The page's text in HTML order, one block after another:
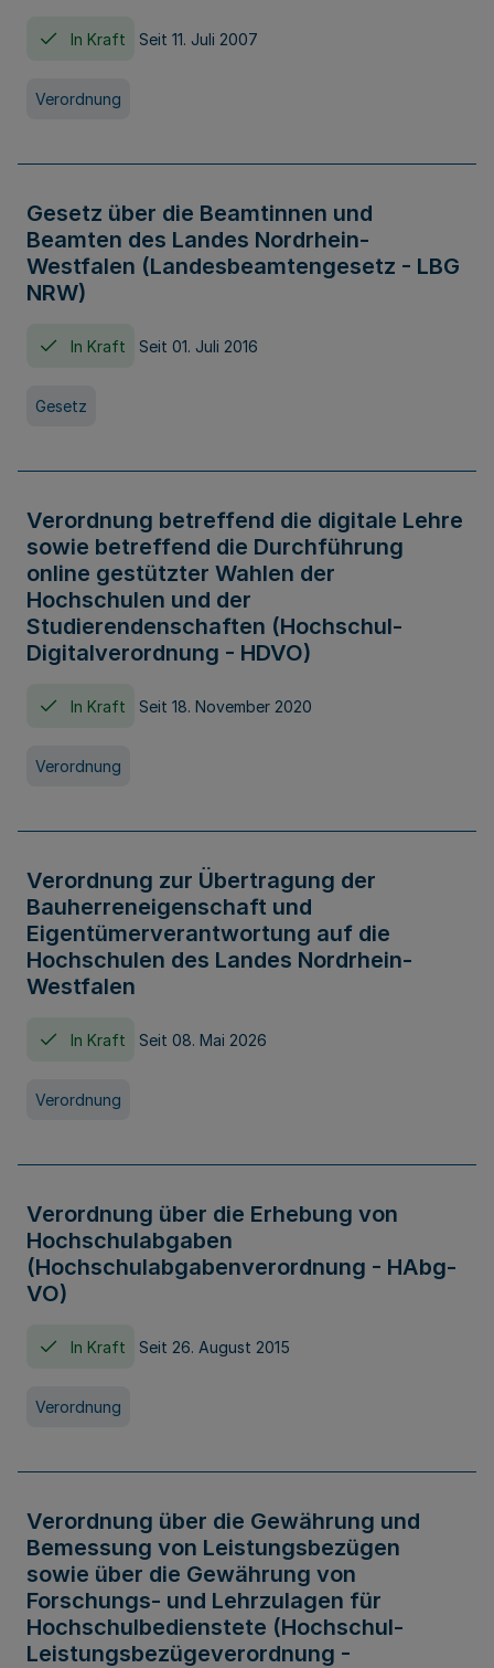
In Kraft Seit 11. Juli 2007
Verordnung
Gesetz über die Beamtinnen und
Beamten des Landes Nordrhein-
Westfalen (Landesbeamtengesetz - LBG
NRW)
In Kraft Seit 01. Juli 2016
Gesetz
Verordnung betreffend die digitale Lehre
sowie betreffend die Durchführung
online gestützter Wahlen der
Hochschulen und der
Studierendenschaften (Hochschul-
Digitalverordnung - HDVO)
In Kraft Seit 18. November 2020
Verordnung
Verordnung zur Übertragung der
Bauherreneigenschaft und
Eigentümerverantwortung auf die
Hochschulen des Landes Nordrhein-
Westfalen
In Kraft Seit 08. Mai 2026
Verordnung
Verordnung über die Erhebung von
Hochschulabgaben
(Hochschulabgabenverordnung - HAbg-
VO)
In Kraft Seit 26. August 2015
Verordnung
Verordnung über die Gewährung und
Bemessung von Leistungsbezügen
sowie über die Gewährung von
Forschungs- und Lehrzulagen für
Hochschulbedienstete (Hochschul-
Leistungsbezügeverordnung -